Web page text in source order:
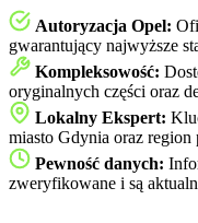
Autoryzacja Opel:
gwarantujący najwyższe
Kompleksowość:
oryginalnych części oraz
Lokalny Ekspert:
miasto Gdynia oraz region
Pewność danych:
zweryfikowane i są